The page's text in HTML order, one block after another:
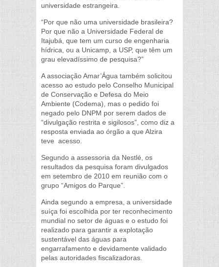
universidade estrangeira.
“Por que não uma universidade brasileira?
Por que não a Universidade Federal de
Itajubá, que tem um curso de engenharia
hídrica, ou a Unicamp, a USP, que têm um
grau elevadíssimo de pesquisa?”
A associação Amar’Água também solicitou
acesso ao estudo pelo Conselho Municipal
de Conservação e Defesa do Meio
Ambiente (Codema), mas o pedido foi
negado pelo DNPM por serem dados de
“divulgação restrita e sigilosos”, como diz a
resposta enviada ao órgão a que Alzira
teve acesso.
Segundo a assessoria da Nestlé, os
resultados da pesquisa foram divulgados
em setembro de 2010 em reunião com o
grupo “Amigos do Parque”.
Ainda segundo a empresa, a universidade
suíça foi escolhida por ter reconhecimento
mundial no setor de águas e o estudo foi
realizado para garantir a explotação
sustentável das águas para
engarrafamento e devidamente validado
pelas autoridades fiscalizadoras.